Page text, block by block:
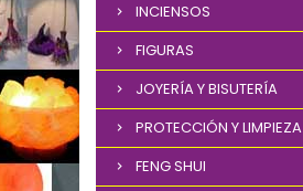
INCIENSOS
FIGURAS
JOYERÍA Y BISUTERÍA
PROTECCIÓN Y LIMPIEZA
FENG SHUI